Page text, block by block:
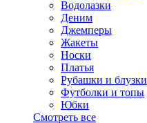
Водолазки
Деним
Джемперы
Жакеты
Носки
Платья
Рубашки и блузки
Футболки и топы
Юбки
Смотреть все